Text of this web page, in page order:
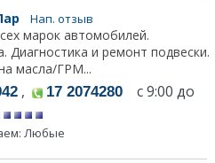
Нап. отзыв
марок автомобилей.
Диагностика и ремонт подвески.
масла/ГРМ...
, 17 2074280 с 9:00 до
Любые